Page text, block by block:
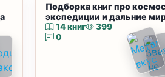
Подборка книг про
экспедиции и дальние
14 книг
399
0